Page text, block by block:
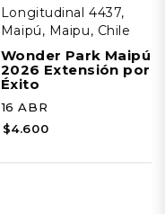
Longitudinal 4437,
Maipú, Maipu, Chile
Wonder Park Maipú
2026 Extensión por
Éxito
16 ABR
$4.600